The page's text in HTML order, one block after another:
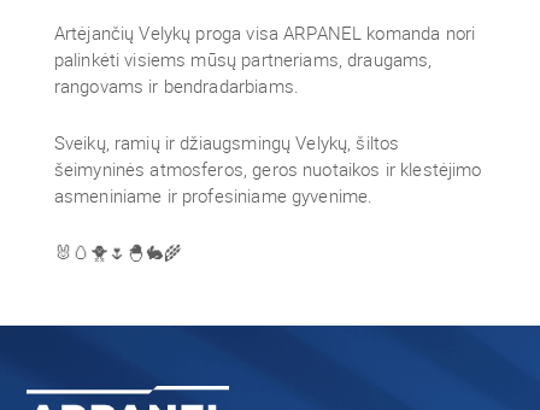
Artėjančių Velykų proga visa ARPANEL komanda nori
palinkėti visiems mūsų partneriams, draugams,
rangovams ir bendradarbiams.
Sveikų, ramių ir džiaugsmingų Velykų, šiltos
šeimyninės atmosferos, geros nuotaikos ir klestėjimo
asmeniniame ir profesiniame gyvenime.
🐰🥚🐥🌷🐣🐇🌾